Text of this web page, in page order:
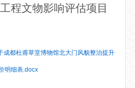
程文物影响评估项目
成都杜甫草堂博物馆北大门风貌整治提升
明细表.docx